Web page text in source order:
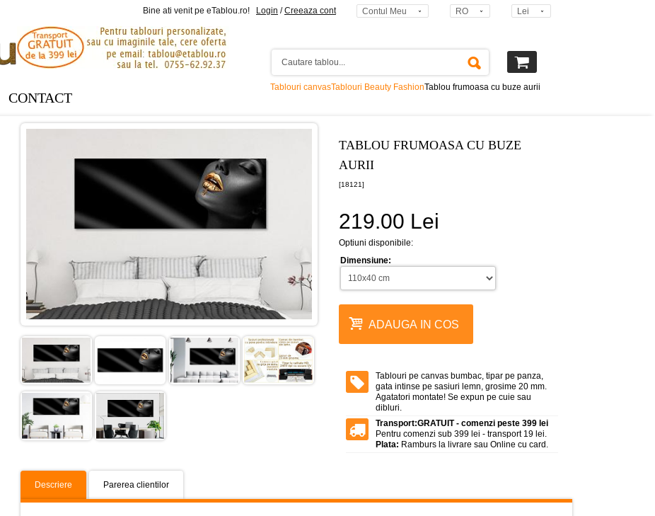
Bine ati venit pe eTablou.ro! Login /Creeaza cont Contul Meu RO Lei
CONTACT
Tablouri canvasTablouri Beauty FashionTablou frumoasa cu buze aurii
TABLOU FRUMOASA CU BUZE
AURII
[18121]
219.00 Lei
Optiuni disponibile:
Dimensiune:
ADAUGA IN COS
Tablouri pe canvas bumbac, tipar pe panza,
gata intinse pe sasiuri lemn, grosime 20 mm.
Agatatori montate! Se expun pe cuie sau
dibluri.
Transport:GRATUIT - comenzi peste 399 lei
Pentru comenzi sub 399 lei - transport 19 lei.
Plata: Ramburs la livrare sau Online cu card.
Descriere Parerea clientilor